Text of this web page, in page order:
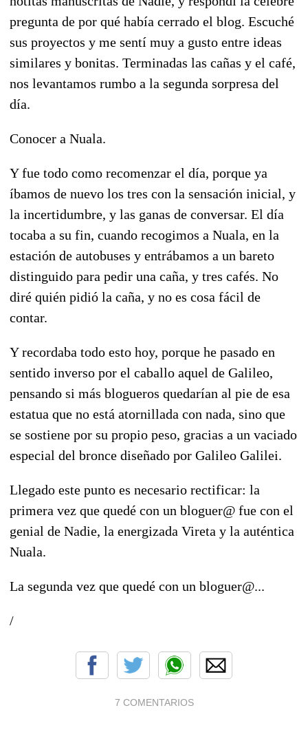
pregunta de por qué había cerrado el blog. Escuché
sus proyectos y me sentí muy a gusto entre ideas
similares y bonitas. Terminadas las cañas y el café,
nos levantamos rumbo a la segunda sorpresa del
día.
Conocer a Nuala.
Y fue todo como recomenzar el día, porque ya
íbamos de nuevo los tres con la sensación inicial, y
la incertidumbre, y las ganas de conversar. El día
tocaba a su fin, cuando recogimos a Nuala, en la
estación de autobuses y entrábamos a un bareto
distinguido para pedir una caña, y tres cafés. No
diré quién pidió la caña, y no es cosa fácil de
contar.
Y recordaba todo esto hoy, porque he pasado en
sentido inverso por el caballo aquel de Galileo,
pensando si más blogueros quedarían al pie de esa
estatua que no está atornillada con nada, sino que
se sostiene por su propio peso, gracias a un vaciado
especial del bronce diseñado por Galileo Galilei.
Llegado este punto es necesario rectificar: la
primera vez que quedé con un bloguer@ fue con el
genial de Nadie, la energizada Vireta y la auténtica
Nuala.
La segunda vez que quedé con un bloguer@...
/
7 COMENTARIOS